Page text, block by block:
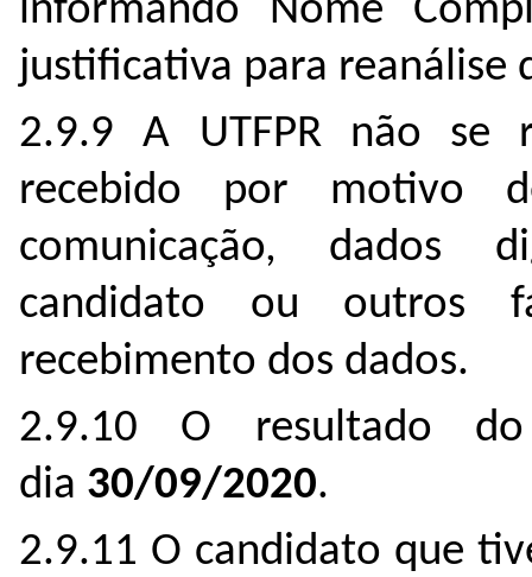
informando Nome
justificativa para reanálise
2.9.9 A UTFPR não se
recebido por motivo
comunicação, dados
candidato ou outros
recebimento dos dados.
2.9.10 O resultado
dia 30/09/2020.
2.9.11 O candidato que